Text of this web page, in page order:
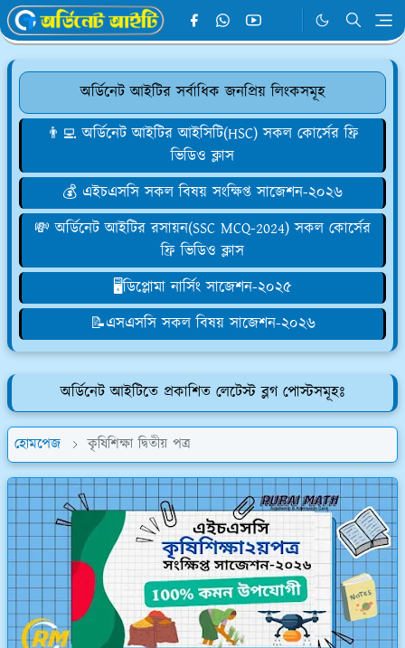
অর্ডিনেট আইটির সর্বাধিক জনপ্রিয় লিংকসমূহ
👨‍💻 অর্ডিনেট আইটির আইসিটি(HSC) সকল কোর্সের ফ্রি
ভিডিও ক্লাস
💰 এইচএসসি সকল বিষয় সংক্ষিপ্ত সাজেশন-২০২৬
💸 অর্ডিনেট আইটির রসায়ন(SSC MCQ-2024) সকল কোর্সের
ফ্রি ভিডিও ক্লাস
🖥️ডিপ্লোমা নার্সিং সাজেশন-২০২৫
📝এসএসসি সকল বিষয় সাজেশন-২০২৬
অর্ডিনেট আইটিতে প্রকাশিত লেটেস্ট ব্লগ পোস্টসমূহঃ
হোমপেজ কৃষিশিক্ষা দ্বিতীয় পত্র